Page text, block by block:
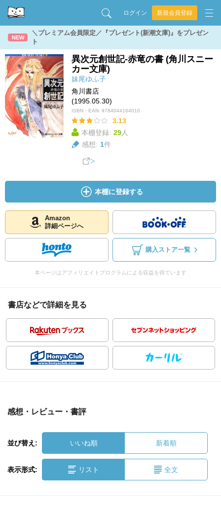
ログイン 新規会員登録
NEW
＼プレミアム会員限定／『プレゼント(新潮文庫)』をプレゼン
ト
異次元創世記-赤竜の書 (角川スニー
カー文庫)
妹尾ゆふ子
角川書店
(1995.05.30)
ISBN・EAN: 9784044164010
3.13
本棚登録: 29人
感想: 1件
本棚に登録する
Amazon
詳細ページへ
購入ストア一覧
本ページはアフィリエイトプログラムによる収益を得ています
書店などで詳細を見る
感想・レビュー・書評
並び替え: いいね順 新着順
表示形式: リスト 全文